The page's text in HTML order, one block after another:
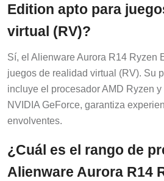
Edition apto para
virtual (RV)?
Sí, el Alienware Aurora R14 Ryzen
juegos de realidad virtual (RV). Su
incluye el procesador AMD Ryzen
NVIDIA GeForce, garantiza
envolventes.
¿Cuál es el rango de
Alienware Aurora R14